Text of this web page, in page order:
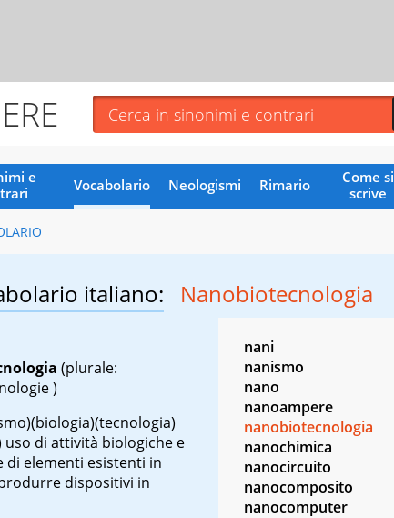
e
Vocabolario Neologismi Rimario
Come si
scrive
italiano: Nanobiotecnologia
(plurale:
)
uso di attività biologiche e
di elementi esistenti in
dispositivi in
nani
nanismo
nano
nanoampere
nanobiotecnologia
nanochimica
nanocircuito
nanocomposito
nanocomputer